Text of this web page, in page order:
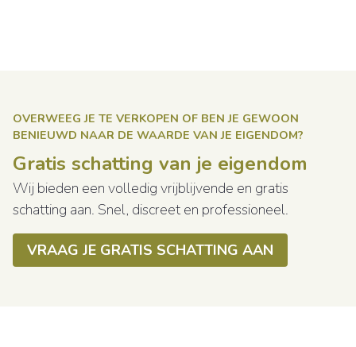
OVERWEEG JE TE VERKOPEN OF BEN JE GEWOON
BENIEUWD NAAR DE WAARDE VAN JE EIGENDOM?
Gratis schatting van je eigendom
Wij bieden een volledig vrijblijvende en gratis
schatting aan. Snel, discreet en professioneel.
VRAAG JE GRATIS SCHATTING AAN